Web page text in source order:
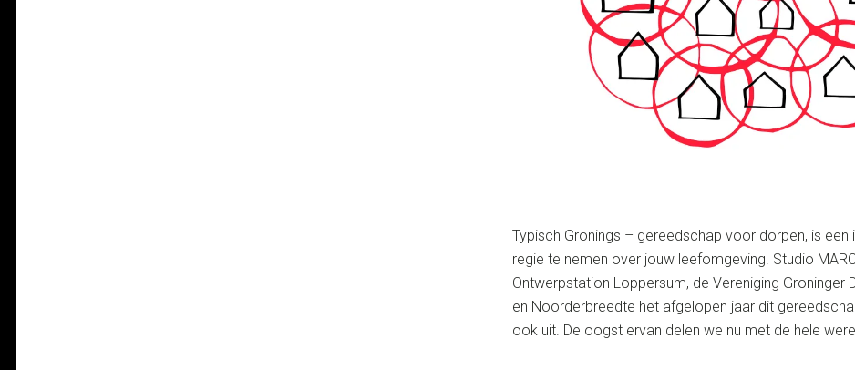
Typisch Gronings – gereedschap voor dorpen, is
regie te nemen over jouw leefomgeving. Studio
Ontwerpstation Loppersum, de Vereniging Groninger
en Noorderbreedte het afgelopen jaar dit
ook uit. De oogst ervan delen we nu met de hele